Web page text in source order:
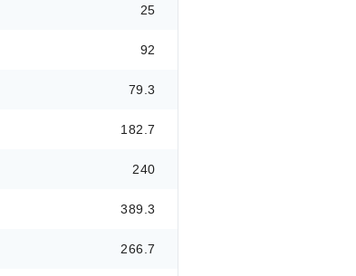
25
92
79.3
182.7
240
389.3
266.7